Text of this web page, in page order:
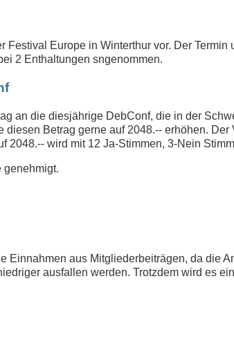
Europe in Winterthur vor. Der
2 Enthaltungen sngenommen.
an die diesjährige DebConf, die in der
Betrag gerne auf 2048.-- erhöhen.
2048.-- wird mit 12 Ja-Stimmen, 3-Nein
genehmigt.
Einnahmen aus Mitgliederbeiträgen, da die
ausfallen werden. Trotzdem wird es